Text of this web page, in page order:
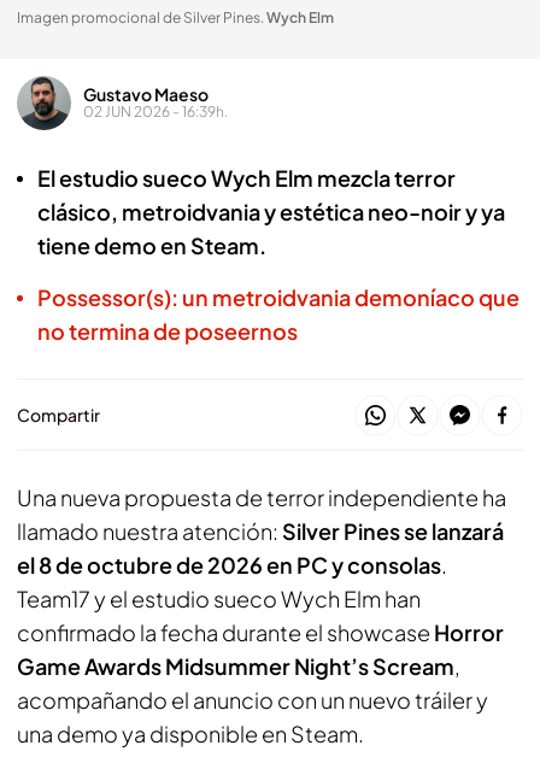
Imagen promocional de Silver Pines.Wych Elm
Gustavo Maeso
02 JUN 2026 - 16:39h.
El estudio sueco Wych Elm mezcla terror
clásico, metroidvania y estética neo-noir y ya
tiene demo en Steam.
Possessor(s): un metroidvania demoníaco que
no termina de poseernos
Compartir
Una nueva propuesta de terror independiente ha
llamado nuestra atención: Silver Pines se lanzará
el 8 de octubre de 2026 en PC y consolas.
Team17 y el estudio sueco Wych Elm han
confirmado la fecha durante el showcase Horror
Game AwardsMidsummer Night’s Scream,
acompañando el anuncio con un nuevo tráiler y
una demo ya disponible en Steam.